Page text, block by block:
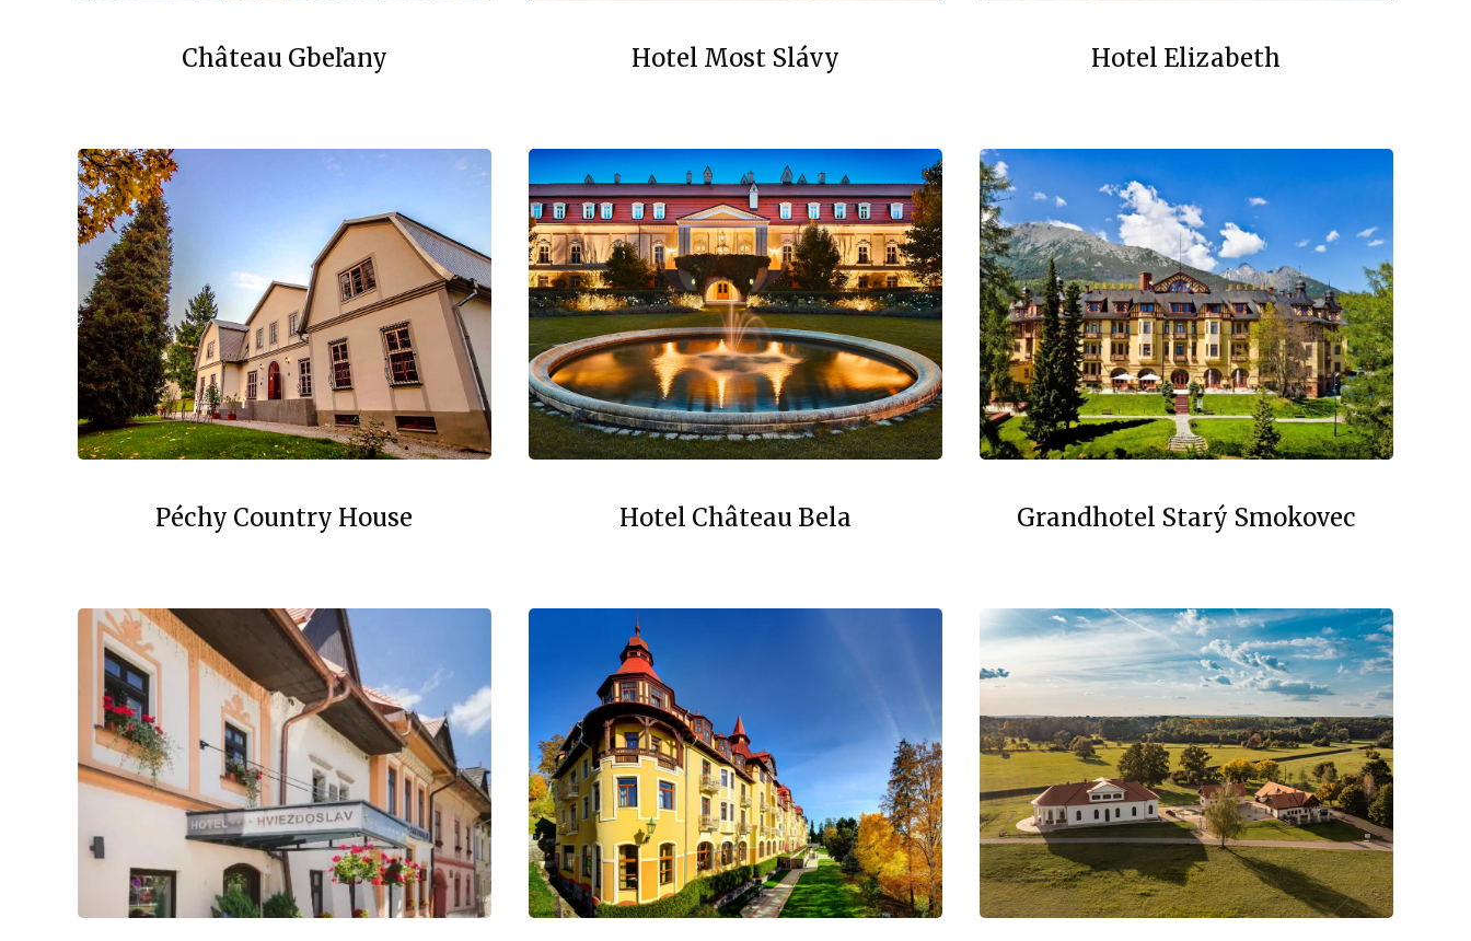
Château Gbeľany
Péchy Country House
Hotel Most Slávy
Hotel Château Bela
Hotel Elizabeth
Grandhotel Starý Smokovec